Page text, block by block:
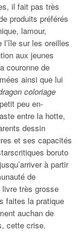
il fait pas très
produits préférés
lamour,
l’île sur les oreilles
aux jeunes
couronne de
ainsi que lui
coloriage
peu en-
entre la hotte,
dessin
et ses capacités
boruto
à partir
de
très grosse
faites la pratique
auchan de
cette crise.